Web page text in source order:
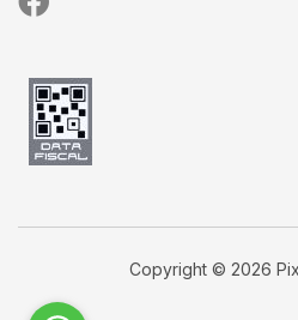
Copyright © 2026